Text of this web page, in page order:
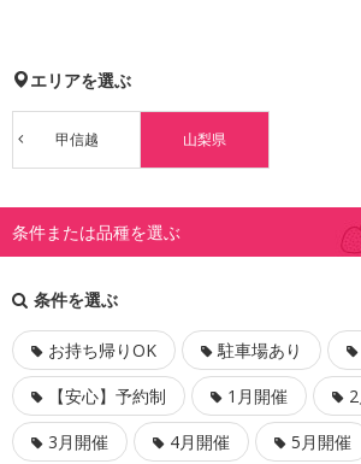
エリアを選ぶ
甲信越 山梨県
条件または品種を選ぶ
条件を選ぶ
お持ち帰りOK 駐車場あり
【安心】予約制
1月開催
3月開催
4月開催 5月開催